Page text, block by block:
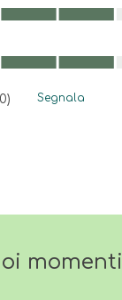
momenti
5
0) Segnala